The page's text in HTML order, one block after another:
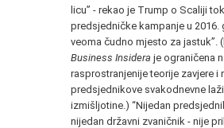
licu” - rekao je Trump o Scaliji
predsjedničke kampanje u 2016.
veoma čudno mjesto za jastuk”.
Business Insidera je ograničena
rasprostranjenije teorije zavjere i
predsjednikove svakodnevne
izmišljotine.) “Nijedan
nijedan državni zvaničnik - nije